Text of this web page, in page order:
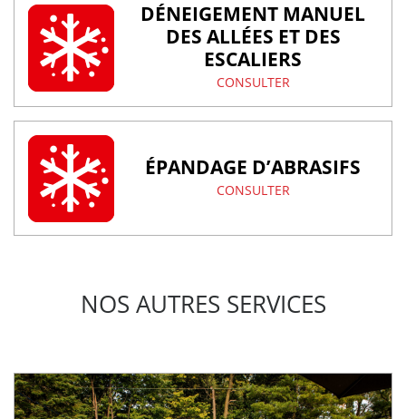
DÉNEIGEMENT MANUEL
DES ALLÉES ET DES
ESCALIERS
CONSULTER
ÉPANDAGE D’ABRASIFS
CONSULTER
NOS AUTRES SERVICES